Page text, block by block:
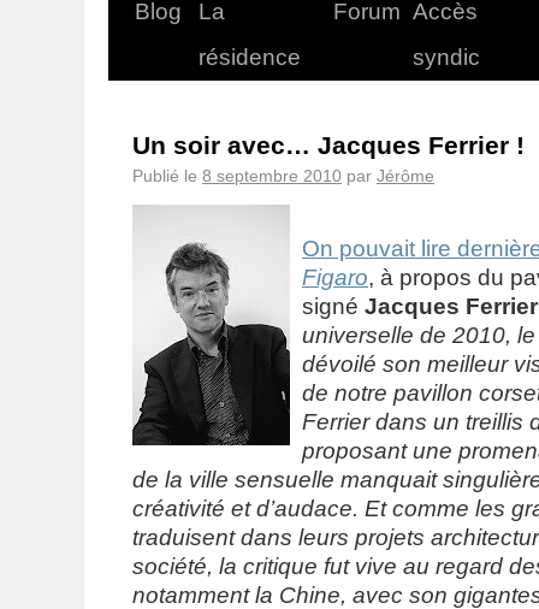
Blog
La
résidence
Forum Accès
syndic
Un soir avec… Jacques Ferrier !
Publié le 8 septembre 2010 par Jérôme
On pouvait lire
Figaro, à propos du
signé Jacques Ferrier
universelle de 2010, le
dévoilé son meilleur
de notre pavillon
Ferrier dans un treillis
proposant une
de la ville sensuelle manquait
créativité et d’audace. Et comme les
traduisent dans leurs projets
société, la critique fut vive au regard
notamment la Chine, avec son